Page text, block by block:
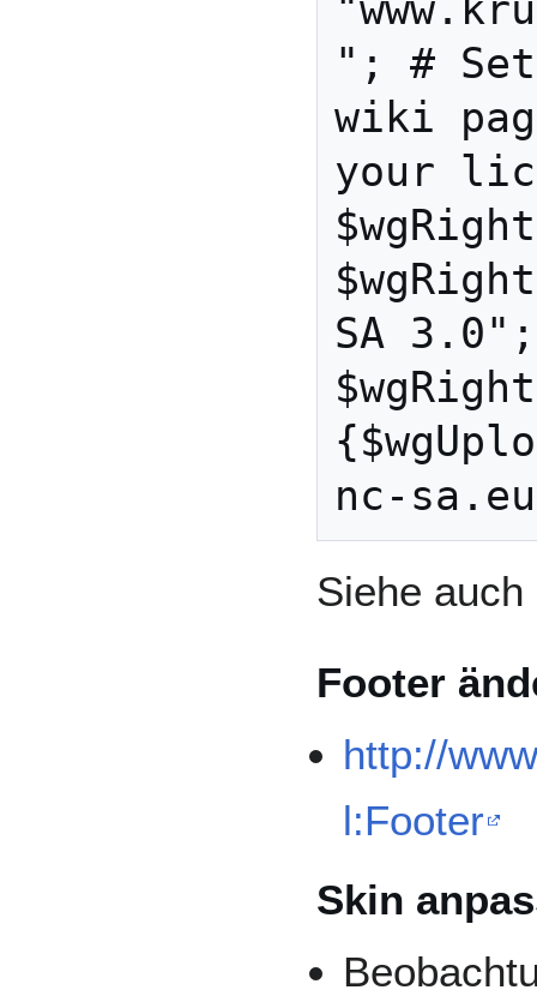
"; #
wiki
your
SA 3.0";
Siehe auch
Footer
http://
l:Footer
Skin